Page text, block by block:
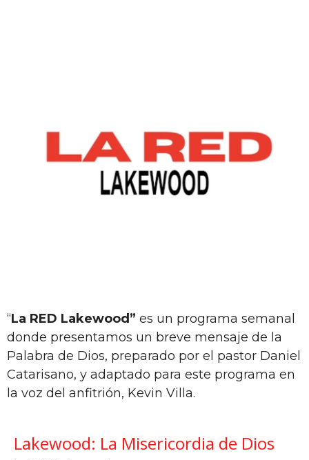
“La RED Lakewood” es un programa semanal
donde presentamos un breve mensaje de la
Palabra de Dios, preparado por el pastor Daniel
Catarisano, y adaptado para este programa en
la voz del anfitrión, Kevin Villa.
Lakewood: La Misericordia de Dios